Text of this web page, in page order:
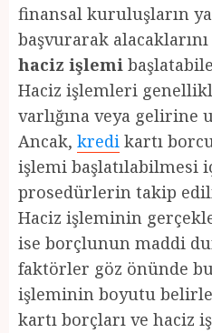
finansal kuruluşların
başvurarak
haciz işlemi
Haciz işlemleri
varlığına veya gelirine
Ancak, kredi kartı
işlemi başlatılabilmesi
prosedürlerin takip
Haciz işleminin
ise borçlunun maddi
faktörler göz önünde
işleminin boyutu
kartı borçları ve haciz